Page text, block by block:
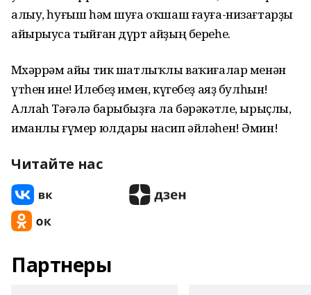
алыу, һуғыш һәм шуға оҡшаш ғауға-низағтарҙы
айырыуса тыйған дүрт айҙың береһе.
Мөхәррәм айы тик шатлыҡлы ваҡиғалар менән
үтһен ине! Илебеҙ имен, күгебеҙ аяҙ булһын!
Аллаһ Тәғәлә барыбыҙға ла бәрәкәтле, ырыҫлы,
иманлы ғүмер юлдары насип әйләһен! Әмин!
Читайте нас
Партнеры